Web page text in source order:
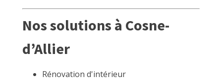
Nos solutions à Cosne-
d’Allier
Rénovation d'intérieur